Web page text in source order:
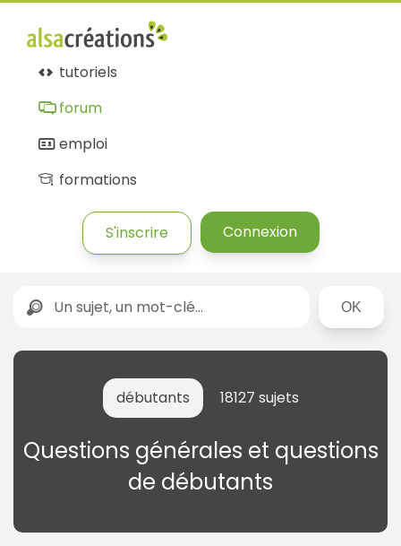
tutoriels
forum
emploi
formations
S'inscrire Connexion
Rechercher
débutants 18127 sujets
Questions générales et questions
de débutants